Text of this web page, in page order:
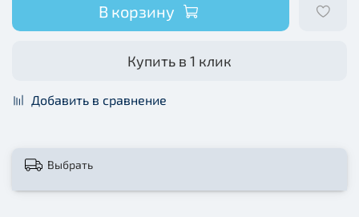
В корзину
Купить в 1 клик
Добавить в сравнение
Выбрать